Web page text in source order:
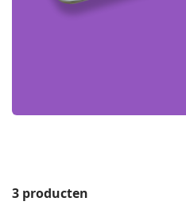
3 producten